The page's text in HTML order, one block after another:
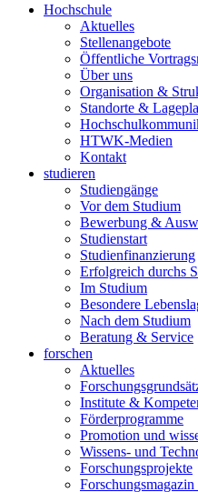
Hochschule
Aktuelles
Stellenangebote
Öffentliche
Über uns
Organisation &
Standorte &
HTWK-Medien
Kontakt
studieren
Studiengänge
Vor dem Studium
Bewerbung &
Studienstart
Studienfinanzierung
Erfolgreich durchs
Im Studium
Besondere
Nach dem Studium
Beratung & Service
forschen
Aktuelles
Institute &
Förderprogramme
Promotion und
Wissens- und
Forschungsprojekte